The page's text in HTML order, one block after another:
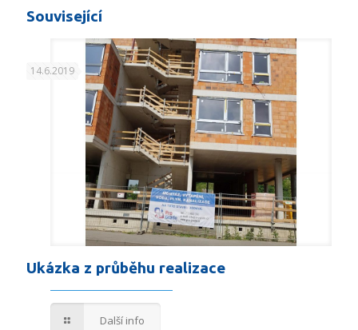
Související
14.6.2019
Ukázka z průběhu realizace
Další info